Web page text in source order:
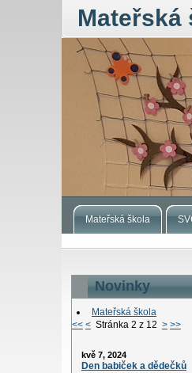
Mateřská
Mateřská škola
Novinky
Mateřská škola
<< <Stránka 2 z 12 > >>
kvě 7, 2024
Den babiček a dědečků